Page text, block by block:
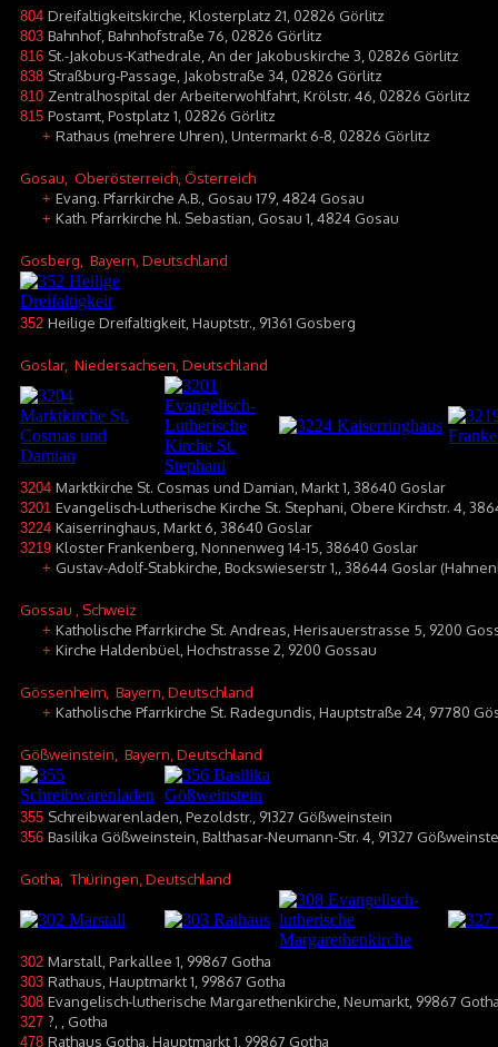
804 Dreifaltigkeitskirche, Klosterplatz 21, 02826 Görlitz
803 Bahnhof, Bahnhofstraße 76, 02826 Görlitz
816 St.-Jakobus-Kathedrale, An der Jakobuskirche 3, 02826 Görlitz
838 Straßburg-Passage, Jakobstraße 34, 02826 Görlitz
810 Zentralhospital der Arbeiterwohlfahrt, Krölstr. 46, 02826 Görlitz
815 Postamt, Postplatz 1, 02826 Görlitz
+ Rathaus (mehrere Uhren), Untermarkt 6-8, 02826 Görlitz
Gosau , Oberösterreich, Österreich
+ Evang. Pfarrkirche A.B., Gosau 179, 4824 Gosau
+ Kath. Pfarrkirche hl. Sebastian, Gosau 1, 4824 Gosau
Gosberg , Bayern, Deutschland
352 Heilige Dreifaltigkeit, Hauptstr., 91361 Gosberg
Goslar, Niedersachsen, Deutschland
3204 Marktkirche St. Cosmas und Damian, Markt 1, 38640 Goslar
3201 Evangelisch-Lutherische Kirche St. Stephani, Obere Kirchstr. 4,
3224 Kaiserringhaus, Markt 6, 38640 Goslar
3219 Kloster Frankenberg, Nonnenweg 14-15, 38640 Goslar
+ Gustav-Adolf-Stabkirche, Bockswieserstr 1,, 38644 Goslar
Gossau , Schweiz
+ Katholische Pfarrkirche St. Andreas, Herisauerstrasse 5, 9200
+ Kirche Haldenbüel, Hochstrasse 2, 9200 Gossau
Gössenheim , Bayern, Deutschland
+ Katholische Pfarrkirche St. Radegundis, Hauptstraße 24, 97780
Gößweinstein , Bayern, Deutschland
355 Schreibwarenladen, Pezoldstr., 91327 Gößweinstein
356 Basilika Gößweinstein, Balthasar-Neumann-Str. 4, 91327
Gotha , Thüringen, Deutschland
302 Marstall, Parkallee 1, 99867 Gotha
303 Rathaus, Hauptmarkt 1, 99867 Gotha
308 Evangelisch-lutherische Margarethenkirche, Neumarkt, 99867
327 ?, , Gotha
478 Rathaus Gotha, Hauptmarkt 1, 99867 Gotha